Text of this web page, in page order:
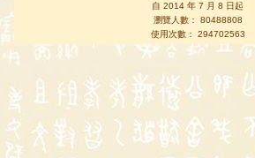
自 2014 年 7 月 8 日起
瀏覽人數： 80488808
使用次數： 294702563